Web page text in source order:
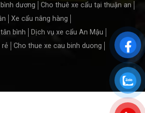
dương
Cho thuê xe cẩu tại thuận an
Xe cẩu nâng hàng
bình
Dịch vụ xe cẩu An Mậu
rẻ
Cho thue xe cau binh duong